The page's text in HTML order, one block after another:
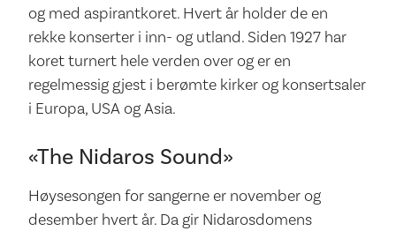
og med aspirantkoret. Hvert år holder de en
rekke konserter i inn- og utland. Siden 1927 har
koret turnert hele verden over og er en
regelmessig gjest i berømte kirker og konsertsaler
i Europa, USA og Asia.
«The Nidaros Sound»
Høysesongen for sangerne er november og
desember hvert år. Da gir Nidarosdomens